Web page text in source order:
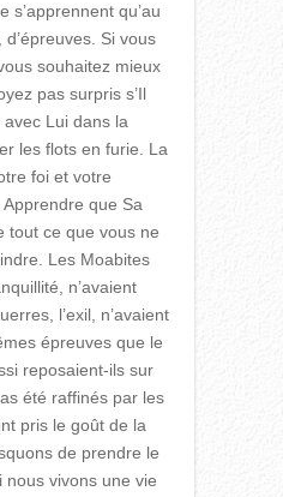
s’apprennent qu’au
Si vous
souhaitez mieux
pas surpris s’Il
Lui dans la
les flots en furie. La
foi et votre
que Sa
tout ce que vous ne
Les Moabites
n’avaient
l’exil, n’avaient
épreuves que le
reposaient-ils sur
été raffinés par les
pris le goût de la
de prendre le
nous vivons une vie